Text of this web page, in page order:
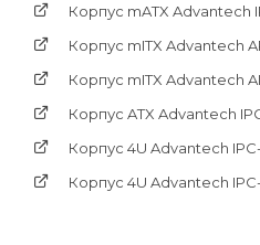
Корпус mATX Advantech
Корпус mITX Advantech
Корпус mITX Advantech
Корпус ATX Advantech
Корпус 4U Advantech
Корпус 4U Advantech